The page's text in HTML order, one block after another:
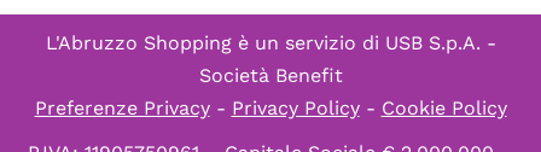
L'Abruzzo Shopping è un servizio di USB S.p.A. -
Società Benefit
Preferenze Privacy- Privacy Policy- Cookie Policy